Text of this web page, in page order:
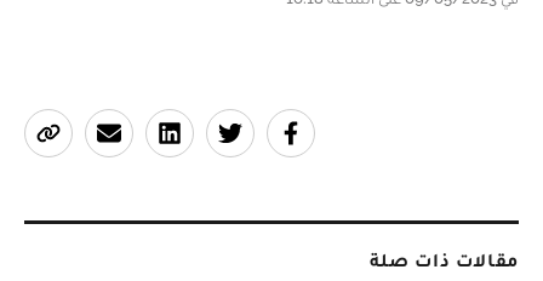
مقالات ذات صلة